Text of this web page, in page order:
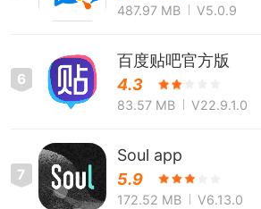
487.97 MB V5.0.9
6
百度贴吧官方版
4.3
83.57 MB V22.9.1.0
7
Soul app
5.9
172.52 MB V6.13.0